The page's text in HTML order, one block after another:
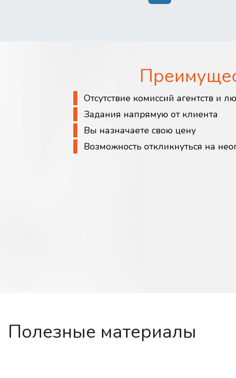
Отсутствие комиссий агентств и
Задания напрямую от клиента
Вы назначаете свою цену
Возможность откликнуться на
Полезные материалы